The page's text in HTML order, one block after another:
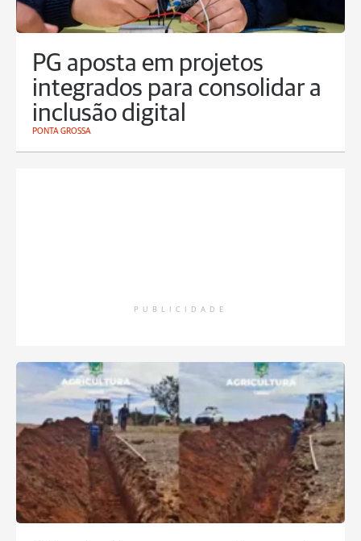
PG aposta em projetos
integrados para consolidar a
inclusão digital
PONTA GROSSA
PUBLICIDADE